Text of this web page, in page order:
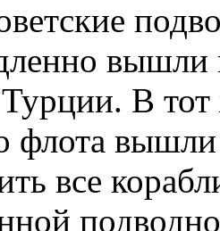
В
флота
все